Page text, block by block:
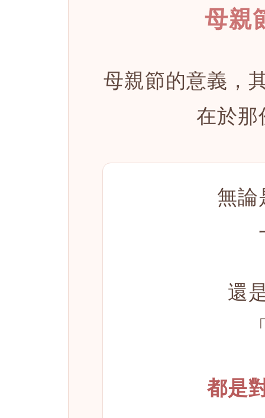
母親
母親節的意義，
在於
無
還
都是